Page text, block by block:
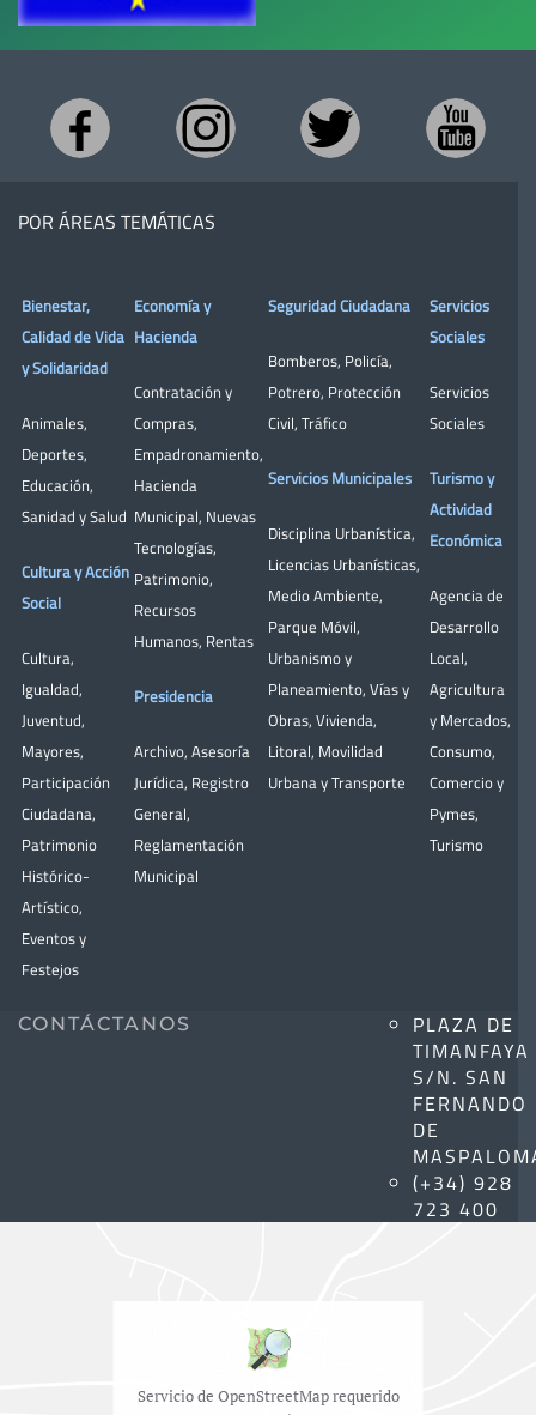
POR ÁREAS TEMÁTICAS
Bienestar,
Calidad de Vida
y Solidaridad
Animales,
Deportes,
Educación,
Sanidad y Salud
Cultura y Acción
Social
Cultura,
Igualdad,
Juventud,
Mayores,
Participación
Ciudadana,
Patrimonio
Histórico-
Artístico,
Eventos y
Festejos
Economía y
Hacienda
Contratación y
Compras,
Empadronamiento,
Hacienda
Municipal, Nuevas
Tecnologías,
Patrimonio,
Recursos
Humanos, Rentas
Presidencia
Archivo, Asesoría
Jurídica, Registro
General,
Reglamentación
Municipal
Seguridad Ciudadana
Bomberos, Policía,
Potrero, Protección
Civil, Tráfico
Servicios Municipales
Disciplina Urbanística,
Licencias Urbanísticas,
Medio Ambiente,
Parque Móvil,
Urbanismo y
Planeamiento, Vías y
Obras, Vivienda,
Litoral, Movilidad
Urbana y Transporte
Servicios
Sociales
Servicios
Sociales
Turismo y
Actividad
Económica
Agencia de
Desarrollo
Local,
Agricultura
y Mercados,
Consumo,
Comercio y
Pymes,
Turismo
CONTÁCTANOS
PLAZA DE
TIMANFAYA
S/N. SAN
FERNANDO
DE
(+34) 928
723 400
Servicio de OpenStreetMap requerido